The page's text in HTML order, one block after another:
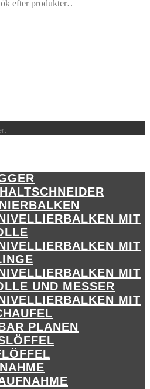
MIT
MIT
MIT
UND MESSER
MIT
PLANEN